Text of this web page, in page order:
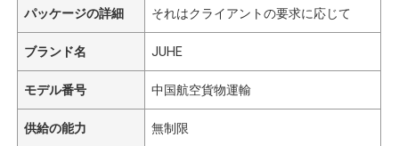
パッケージの詳細 それはクライアントの要求に応じて
ブランド名 JUHE
モデル番号 中国航空貨物運輸
供給の能力 無制限